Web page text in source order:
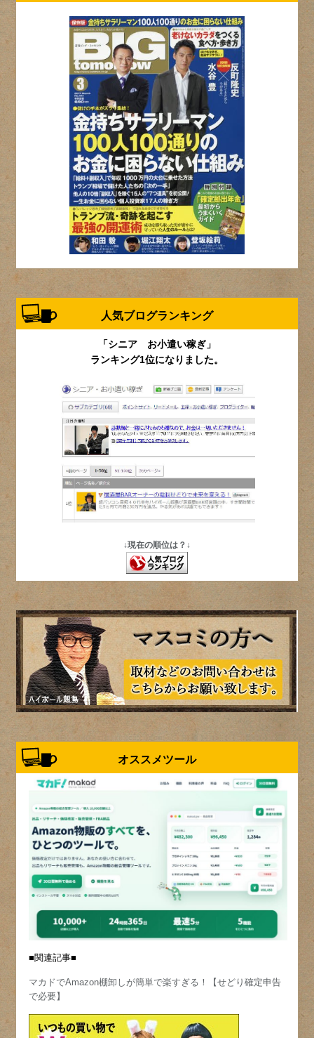
人気ブログランキング
「シニア お小遣い稼ぎ」
ランキング1位になりました。
↓現在の順位は？↓
オススメツール
■関連記事■
マカドでAmazon棚卸しが簡単で楽すぎる！【せどり確定申告
で必要】